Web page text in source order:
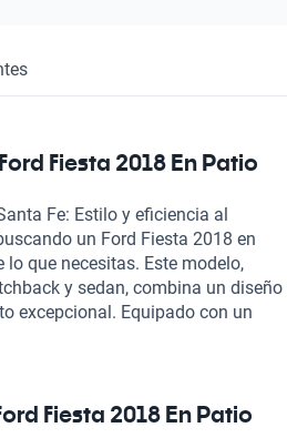
Fiesta 2018 En Patio
Fe: Estilo y eficiencia al
un Ford Fiesta 2018 en
lo que necesitas. Este modelo,
y sedan, combina un diseño
excepcional. Equipado con un
y 4 cilindros, ofrece una
un consumo combinado de entre
que se traduce en menos
Fiesta 2018 En Patio